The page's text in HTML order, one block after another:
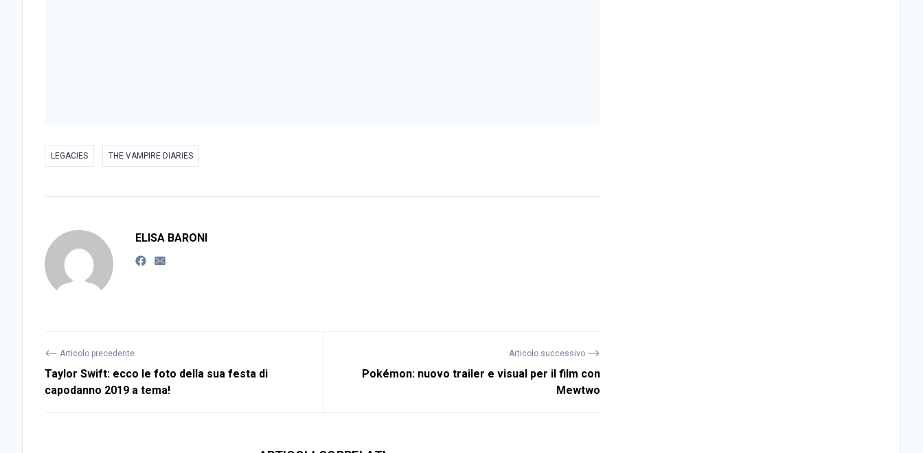
LEGACIES THE VAMPIRE DIARIES
ELISA BARONI
⟵ Articolo precedente
Taylor Swift: ecco le foto della sua festa di
capodanno 2019 a tema!
Articolo successivo ⟶
Pokémon: nuovo trailer e visual per il film con
Mewtwo